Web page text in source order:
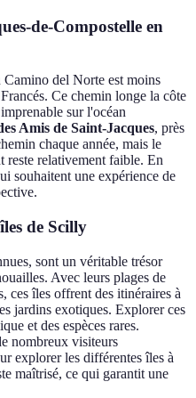
de-Compostelle en
del Norte est moins
Ce chemin longe la côte
sur l'océan
Amis de Saint-Jacques, près
chaque année, mais le
reste relativement faible. En
souhaitent une expérience de
de Scilly
sont un véritable trésor
Avec leurs plages de
ces îles offrent des itinéraires à
jardins exotiques. Explorer ces
et des espèces rares.
nombreux visiteurs
explorer les différentes îles à
maîtrisé, ce qui garantit une